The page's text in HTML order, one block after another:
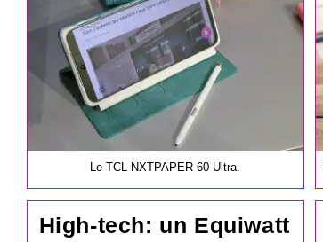
Le TCL NXTPAPER 60 Ultra.
High-tech: un Equiwatt